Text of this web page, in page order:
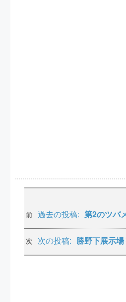
前 過去の投稿: 第2のツバ
次 次の投稿: 勝野下展示